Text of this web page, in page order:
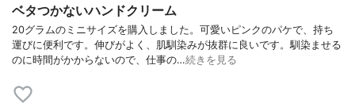
ベタつかないハンドクリーム
20グラムのミニサイズを購入しました。可愛いピンクのパケで、持ち
運びに便利です。伸びがよく、肌馴染みが抜群に良いです。馴染ませる
のに時間がかからないので、仕事の…続きを見る